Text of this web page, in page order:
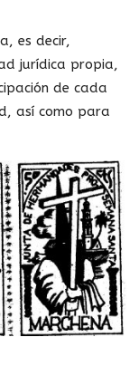
es decir,
jurídica propia,
de cada
así como para